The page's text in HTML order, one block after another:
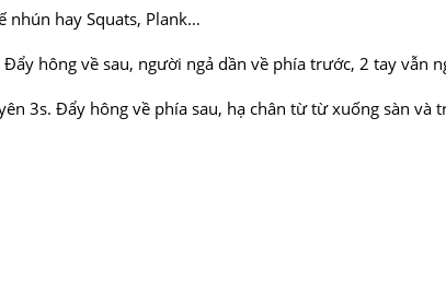
nhún hay Squats, Plank…
hông về sau, người ngả dần về phía trước, 2 tay vẫn
3s. Đẩy hông về phía sau, hạ chân từ từ xuống sàn và